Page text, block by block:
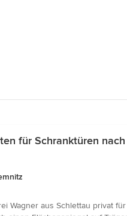
für Schranktüren
Wagner aus Schlettau privat